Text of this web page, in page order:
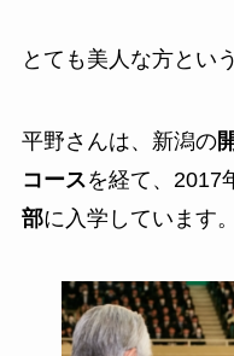
とても美人な方とい
平野さんは、新潟の
コースを経て、2017
部に入学しています。